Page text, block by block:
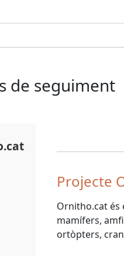
de seguiment
Projecte
Ornitho.cat és
mamífers,
ortòpters,